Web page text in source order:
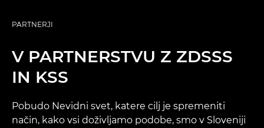
PARTNERJI
V PARTNERSTVU Z ZDSSS
IN KSS
Pobudo Nevidni svet, katere cilj je spremeniti
način, kako vsi doživljamo podobe, smo v Sloveniji